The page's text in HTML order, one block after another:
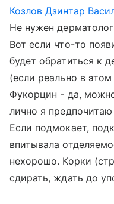
Козлов Дзинтар
Не нужен
Вот если что-то
будет обратиться к
(если реально в
Фукорцин - да,
лично я
Если подмокает,
впитывала
нехорошо. Корки
сдирать, ждать до